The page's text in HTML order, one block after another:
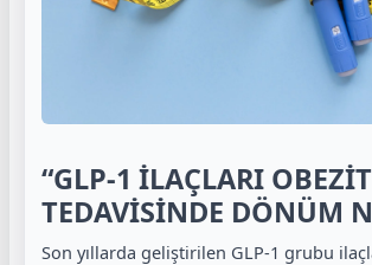
“GLP-1 İLAÇLARI
TEDAVİSİNDE DÖNÜM
Son yıllarda geliştirilen GLP-1 grubu